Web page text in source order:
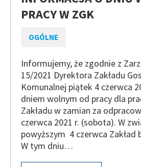
PRACY W ZGK
OGÓLNE
Informujemy, że zgodnie z
15/2021 Dyrektora Zakładu
Komunalnej piątek 4 czerwca
dniem wolnym od pracy dla
Zakładu w zamian za
czerwca 2021 r. (sobota). W
powyższym 4 czerwca Zakład
W tym dniu…